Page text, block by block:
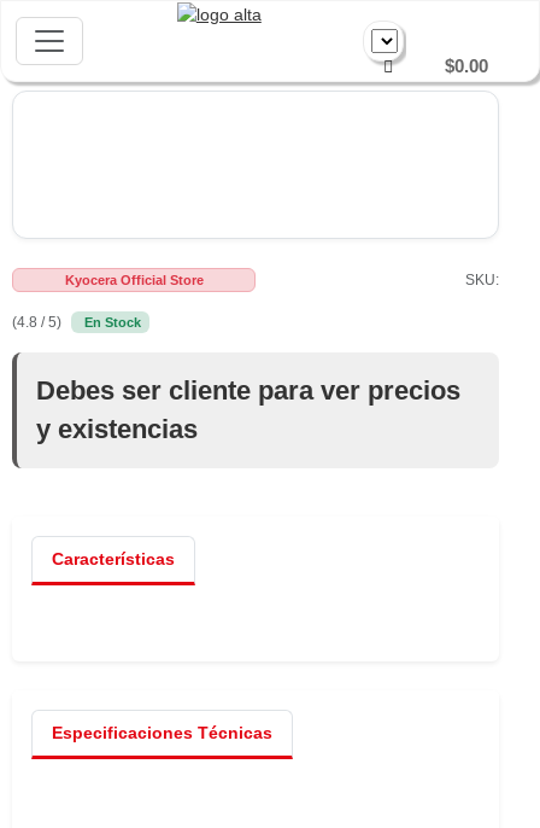
$0.00
Kyocera Official Store SKU:
(4.8 / 5) En Stock
Debes ser cliente para ver precios
y existencias
Características
Especificaciones Técnicas